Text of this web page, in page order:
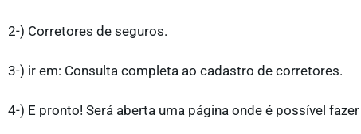
2-) Corretores de seguros.
3-) ir em: Consulta completa ao cadastro de corretores.
4-) E pronto! Será aberta uma página onde é possível